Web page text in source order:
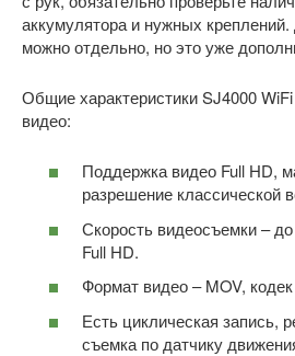
аккумулятора и нужных креплений.
можно отдельно, но это уже
Общие характеристики SJ4000
видео:
Поддержка видео Full HD,
разрешение классической
Скорость видеосъемки –
Full HD.
Формат видео – MOV,
Есть циклическая запись,
съемка по датчику